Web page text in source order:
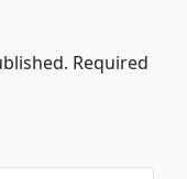
Required